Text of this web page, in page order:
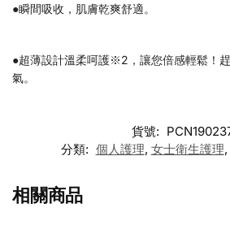
●瞬間吸收，肌膚乾爽舒適。
●超薄設計溫柔呵護※2，讓您倍感輕鬆！
氣。
貨號:
分類: 個人護理, 女士衛生護理,
相關商品